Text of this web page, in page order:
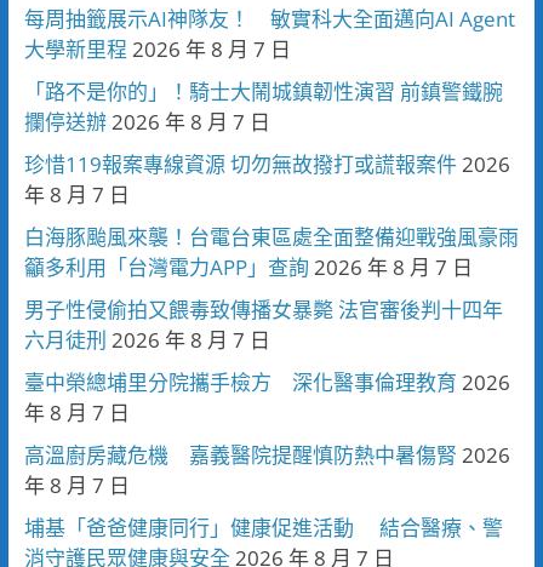
每周抽籤展示AI神隊友！ 敏實科大全面邁向AI Agent
大學新里程 2026 年 8 月 7 日
「路不是你的」！騎士大鬧城鎮韌性演習 前鎮警鐵腕
攔停送辦2026 年 8 月 7 日
珍惜119報案專線資源 切勿無故撥打或謊報案件2026
年 8 月 7 日
白海豚颱風來襲！台電台東區處全面整備迎戰強風豪雨
籲多利用「台灣電力APP」查詢 2026 年 8 月 7 日
男子性侵偷拍又餵毒致傳播女暴斃 法官審後判十四年
六月徒刑 2026 年 8 月 7 日
臺中榮總埔里分院攜手檢方 深化醫事倫理教育 2026
年 8 月 7 日
高溫廚房藏危機 嘉義醫院提醒慎防熱中暑傷腎 2026
年 8 月 7 日
埔基「爸爸健康同行」健康促進活動 結合醫療、警
消守護民眾健康與安全 2026 年 8 月 7 日